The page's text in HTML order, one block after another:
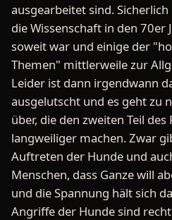
ausgearbeitet sind.
die Wissenschaft in den 70er
soweit war und einige der
Themen" mittlerweile zur
Leider ist dann irgendwann
ausgelutscht und es geht zu
über, die den zweiten Teil
langweiliger machen. Zwar
Auftreten der Hunde und
Menschen, dass Ganze will
und die Spannung hält sich
Angriffe der Hunde sind